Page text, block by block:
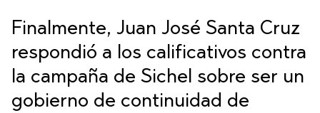
Finalmente, Juan José Santa Cruz
respondió a los calificativos contra
la campaña de Sichel sobre ser un
gobierno de continuidad de